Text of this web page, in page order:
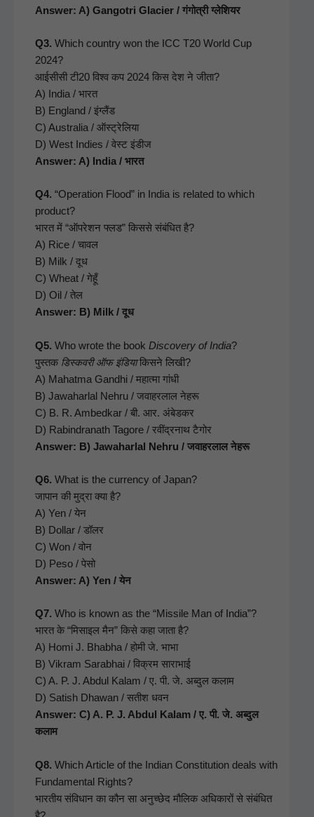
Answer: A) Gan­gotri Glac­i­er / गंगोत्री ग्लेशियर
Q3. Which coun­try won the ICC T20 World Cup
2024?
आईसीसी टी20 विश्व कप 2024 किस देश ने जीता?
A) India / भारत
B) Eng­land / इंग्लैंड
C) Aus­tralia / ऑस्ट्रेलिया
D) West Indies / वेस्ट इंडीज
Answer: A) India / भारत
Q4. “Oper­a­tion Flood” in India is relat­ed to which
prod­uct?
भारत में “ऑपरेशन फ्लड” किससे संबंधित है?
A) Rice / चावल
B) Milk / दूध
C) Wheat / गेहूँ
D) Oil / तेल
Answer: B) Milk / दूध
Q5. Who wrote the book Dis­cov­ery of India?
पुस्तक डिस्कवरी ऑफ इंडियाकिसने लिखी?
A) Mahat­ma Gand­hi / महात्मा गांधी
B) Jawa­har­lal Nehru / जवाहरलाल नेहरू
C) B. R. Ambed­kar / बी. आर. अंबेडकर
D) Rabindranath Tagore / रवींद्रनाथ टैगोर
Answer: B) Jawa­har­lal Nehru / जवाहरलाल नेहरू
Q6. What is the cur­ren­cy of Japan?
जापान की मुद्रा क्या है?
A) Yen / येन
B) Dol­lar / डॉलर
C) Won / वोन
D) Peso / पेसो
Answer: A) Yen / येन
Q7. Who is known as the “Mis­sile Man of India”?
भारत के “मिसाइल मैन” किसे कहा जाता है?
A) Homi J. Bhab­ha / होमी जे. भाभा
B) Vikram Sarab­hai / विक्रम साराभाई
C) A. P. J. Abdul Kalam / ए. पी. जे. अब्दुल कलाम
D) Satish Dhawan / सतीश धवन
Answer: C) A. P. J. Abdul Kalam / ए. पी. जे. अब्दुल
कलाम
Q8. Which Arti­cle of the Indi­an Con­sti­tu­tion deals with
Fun­da­men­tal Rights?
भारतीय संविधान का कौन सा अनुच्छेद मौलिक अधिकारों से संबंधित